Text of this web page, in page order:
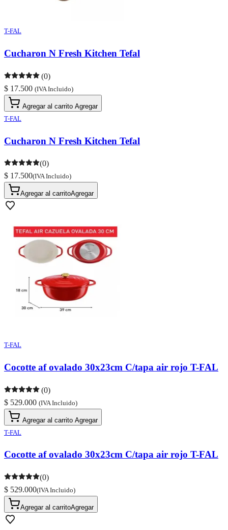
T-FAL
Cucharon N Fresh Kitchen Tefal
(0)
$ 17.500 (IVA Incluido)
Agregar al carrito Agregar
T-FAL
Cucharon N Fresh Kitchen Tefal
(0)
$ 17.500(IVA Incluido)
Agregar al carritoAgregar
T-FAL
Cocotte af ovalado 30x23cm C/tapa air rojo T-FAL
(0)
$ 529.000 (IVA Incluido)
Agregar al carrito Agregar
T-FAL
Cocotte af ovalado 30x23cm C/tapa air rojo T-FAL
(0)
$ 529.000(IVA Incluido)
Agregar al carritoAgregar